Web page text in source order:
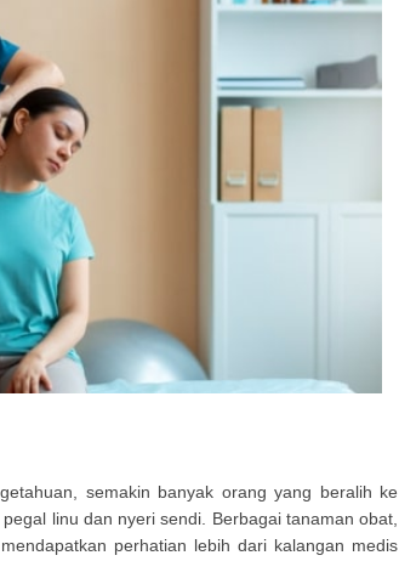
semakin banyak orang yang beralih ke
linu dan nyeri sendi. Berbagai tanaman obat,
perhatian lebih dari kalangan medis